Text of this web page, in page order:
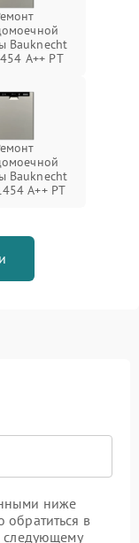
Bauknecht
A++ PT
Bauknecht
A++ PT
ниже
в
следующему